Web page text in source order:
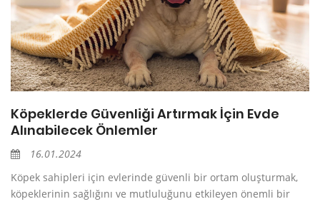
Köpeklerde Güvenliği Artırmak İçin Evde
Alınabilecek Önlemler
16.01.2024
Köpek sahipleri için evlerinde güvenli bir ortam oluşturmak,
köpeklerinin sağlığını ve mutluluğunu etkileyen önemli bir